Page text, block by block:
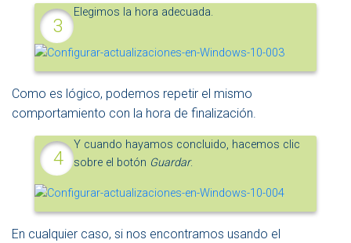
Elegimos la hora adecuada.
Como es lógico, podemos repetir el mismo
comportamiento con la hora de finalización.
Y cuando hayamos concluido, hacemos clic
sobre el botón Guardar.
En cualquier caso, si nos encontramos usando el